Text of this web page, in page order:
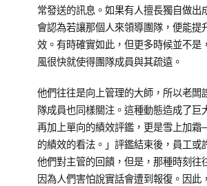
常發送的訊息。如果有人擅長獨自做出
會認為若讓那個人來領導團隊，便能提
效。有時確實如此，但更多時候並不是
風很快就使得團隊成員與其疏遠。
他們往往是向上管理的大師，所以老闆
隊成員也同樣關注。這種動態造成了巨
再加上單向的績效評鑑，更是雪上加霜
的績效的看法。」評鑑結束後，員工或
他們對主管的回饋，但是，那種時刻往
因為人們害怕說實話會遭到報復。因此